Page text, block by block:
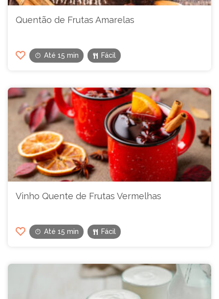
Quentão de Frutas Amarelas
Até 15 min Fácil
Vinho Quente de Frutas Vermelhas
Até 15 min Fácil